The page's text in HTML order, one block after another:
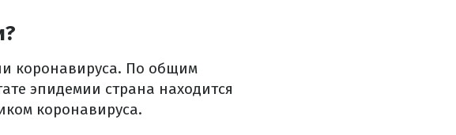
коронавируса. По общим
эпидемии страна находится
коронавируса.